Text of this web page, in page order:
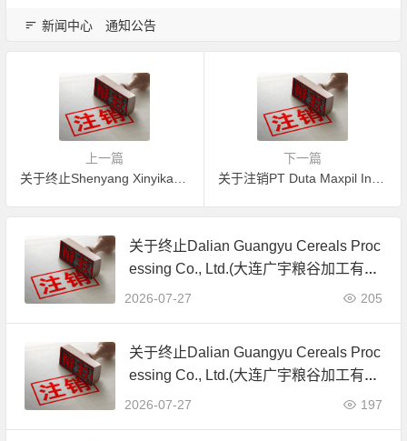
新闻中心 通知公告
上一篇
下一篇
关于终止Dalian Guangyu Cereals Proc
essing Co., Ltd.(大连广宇粮谷加工有限
公司)JAS有机产品认证证书的公告
2026-07-27 205
关于终止Dalian Guangyu Cereals Proc
essing Co., Ltd.(大连广宇粮谷加工有限
公司)JAS有机产品认证证书的公告
2026-07-27 197